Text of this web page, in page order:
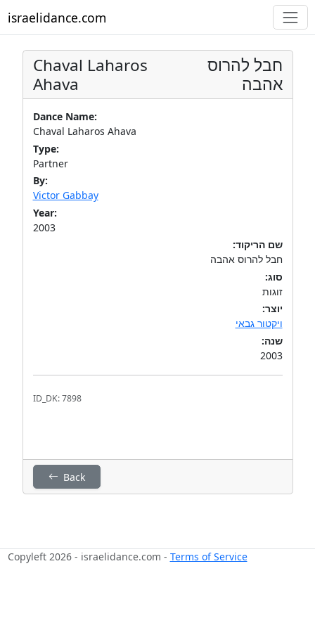
israelidance.com
Chaval Laharos
Ahava
חבל להרוס
אהבה
Dance Name:
Chaval Laharos Ahava
Type:
Partner
By:
Victor Gabbay
Year:
2003
שם הריקוד:
חבל להרוס אהבה
סוג:
זוגות
יוצר:
ויקטור גבאי
שנה:
2003
ID_DK: 7898
Back
Copyleft 2026 - israelidance.com - Terms of Service